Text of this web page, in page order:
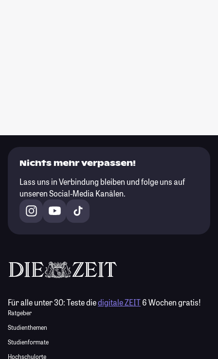
Nichts mehr verpassen!
Lass uns in Verbindung bleiben und folge uns auf
unseren Social-Media Kanälen.
Für alle unter 30:Teste diedigitale ZEIT6 Wochen gratis!
Ratgeber
Studienthemen
Studienformate
Hochschulorte